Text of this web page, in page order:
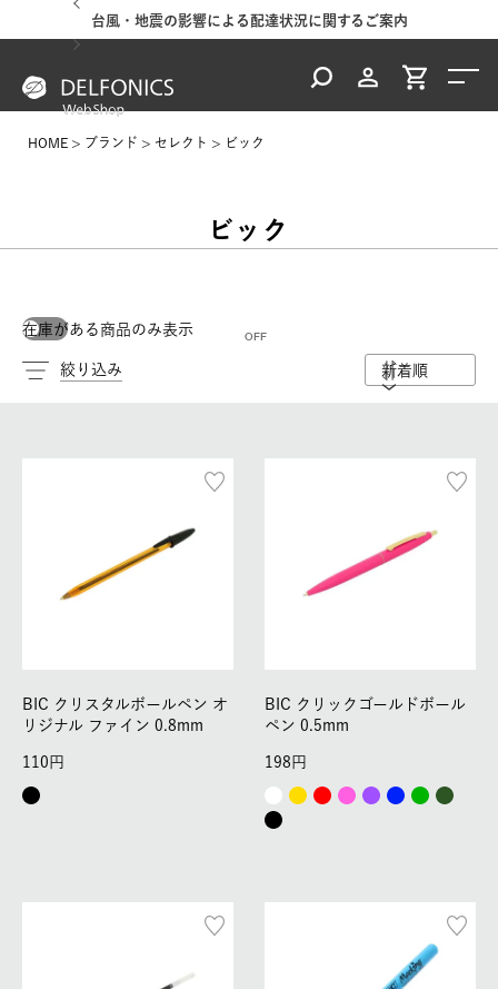
台風・地震の影響による配達状況に関するご案内
HOME ブランド セレクト ビック
ビック
在庫がある商品のみ表示
絞り込み 新着順
BIC クリスタルボールペン オ
リジナル ファイン 0.8mm
110
BIC クリックゴールドボール
ペン 0.5mm
198